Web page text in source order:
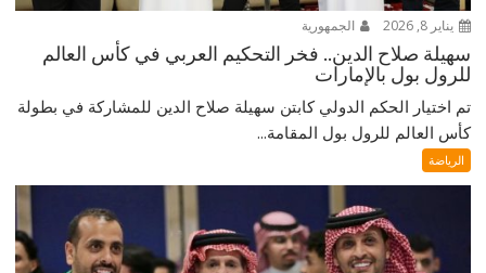
يناير 8, 2026 الجمهورية
سهيلة صلاح الدين.. فخر التحكيم العربي في كأس العالم
للرول بول بالإمارات
تم اختيار الحكم الدولي كابتن سهيلة صلاح الدين للمشاركة في بطولة
كأس العالم للرول بول المقامة...
الرياضة